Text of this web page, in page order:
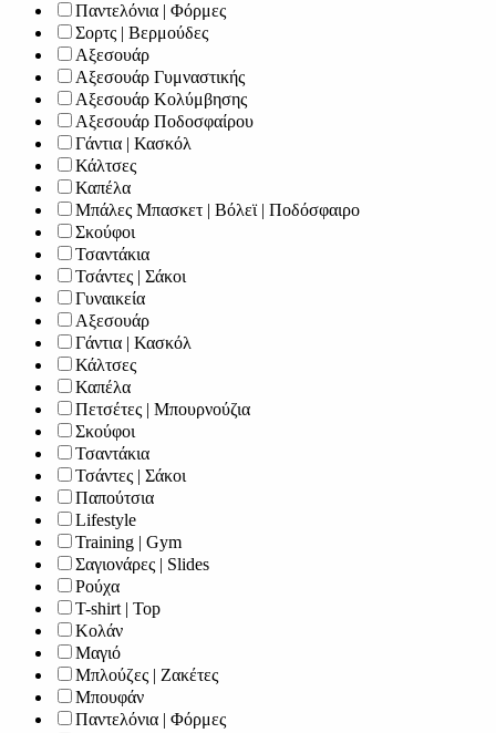
Παντελόνια | Φόρμες
Σορτς | Βερμούδες
Αξεσουάρ
Αξεσουάρ Γυμναστικής
Αξεσουάρ Κολύμβησης
Αξεσουάρ Ποδοσφαίρου
Γάντια | Κασκόλ
Κάλτσες
Καπέλα
Μπάλες Μπασκετ | Βόλεϊ | Ποδόσφαιρο
Σκούφοι
Τσαντάκια
Τσάντες | Σάκοι
Γυναικεία
Αξεσουάρ
Γάντια | Κασκόλ
Κάλτσες
Καπέλα
Πετσέτες | Μπουρνούζια
Σκούφοι
Τσαντάκια
Τσάντες | Σάκοι
Παπούτσια
Lifestyle
Training | Gym
Σαγιονάρες | Slides
Ρούχα
T-shirt | Top
Κολάν
Μαγιό
Μπλούζες | Ζακέτες
Μπουφάν
Παντελόνια | Φόρμες